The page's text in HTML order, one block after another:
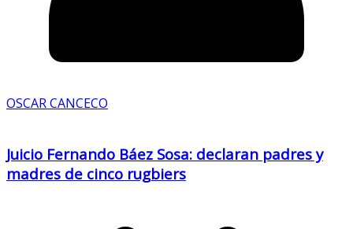
OSCAR CANCECO
Juicio Fernando Báez Sosa: declaran padres y
madres de cinco rugbiers